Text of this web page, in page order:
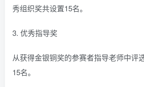
秀组织奖共设置15名。
3. 优秀指导奖
从获得金银铜奖的参赛者指导老师中评
15名。